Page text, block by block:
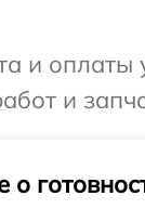
и оплаты
и